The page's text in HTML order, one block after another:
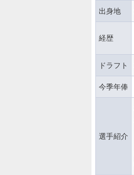
出身地
経歴
ドラフト
今季年俸
選手紹介